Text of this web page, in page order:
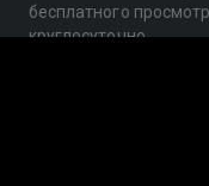
бесплатного
круглосуточно.